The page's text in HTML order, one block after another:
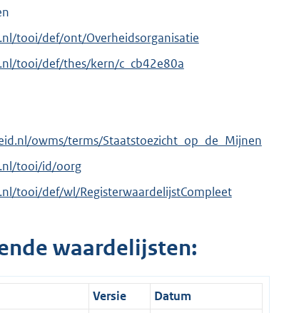
tooi/def/ont/Overheidsorganisatie
tooi/def/thes/kern/c_cb42e80a
owms/terms/Staatstoezicht_op_de_Mijnen
tooi/id/oorg
tooi/def/wl/RegisterwaardelijstCompleet
waardelijsten:
Versie
Datum